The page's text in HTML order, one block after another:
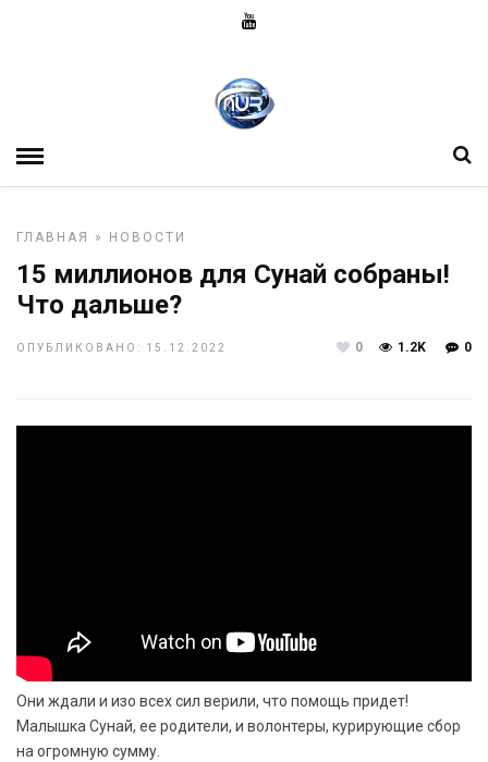
ГЛАВНАЯ » НОВОСТИ
15 миллионов для Сунай собраны!
Что дальше?
ОПУБЛИКОВАНО: 15.12.2022 0
1.2K
0
Они ждали и изо всех сил верили, что помощь придет!
Малышка Сунай, ее родители, и волонтеры, курирующие сбор
на огромную сумму.